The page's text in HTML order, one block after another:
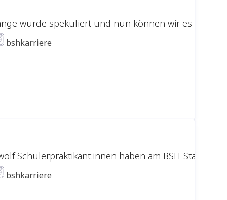
wurde spekuliert und nun können wir es
bshkarriere
Schülerpraktikant:innen haben am BSH-
bshkarriere